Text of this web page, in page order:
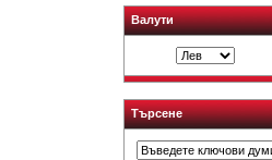
Валути
Търсене